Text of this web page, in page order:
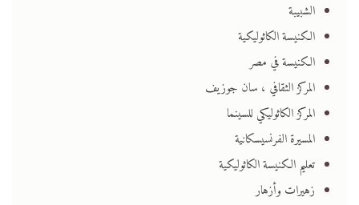
الشبيبة
الكنيسة الكاثوليكية
الكنيسة في مصر
المركز الثقافي ، سان جوزيف
المركز الكاثوليكي للسينما
المسيرة الفرنسيسكانية
تعليم الكنيسة الكاثوليكية
زهيرات وأزهار